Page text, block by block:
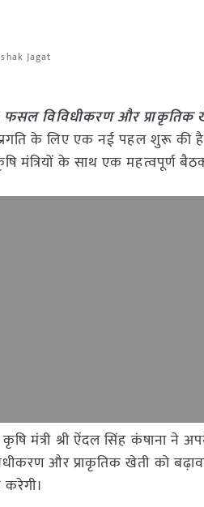
Jagat
फसल विविधीकरण और प्राकृतिक
प्रगति के लिए एक नई पहल शुरू
मंत्रियों के साथ एक महत्वपूर्ण
मंत्री श्री ऐंदल सिंह कंषाना ने
और प्राकृतिक खेती को